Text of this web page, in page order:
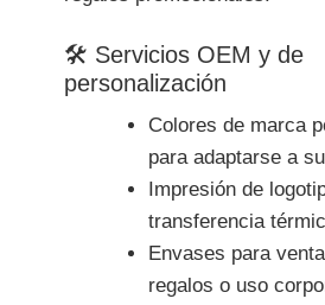
🛠 Servicios OEM y de
personalización
Colores de marca
para adaptarse a
Impresión de
transferencia
Envases para
regalos o uso